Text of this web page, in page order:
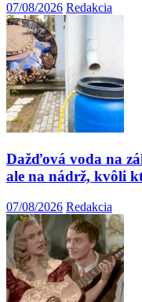
07/08/2026 Redakcia
Dažďová voda na
ale na nádrž, kvôli
07/08/2026 Redakcia